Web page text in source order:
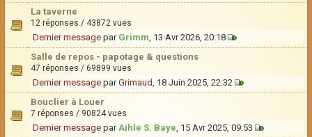
La taverne
12 réponses / 43872 vues
Dernier message par Grimm, 13 Avr 2026, 20:18
Salle de repos - papotage & questions
47 réponses / 69899 vues
Dernier message parGrimaud, 18 Juin 2025, 22:32
Bouclier à Louer
7 réponses / 90824 vues
Dernier message parAihle S. Baye, 15 Avr 2025, 09:53